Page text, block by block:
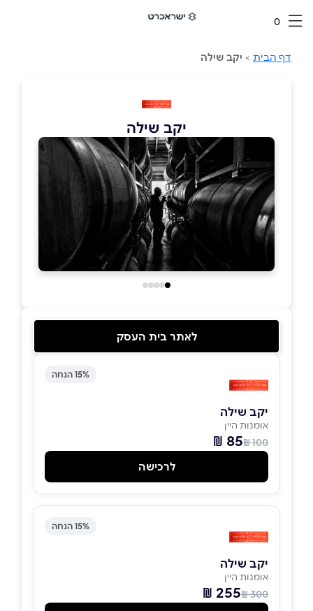
0
דף הבית > יקב שילה
יקב שילה
לאתר בית העסק
15% הנחה
יקב שילה
אומנות היין
100 ₪
85 ₪
לרכישה
15% הנחה
יקב שילה
אומנות היין
300 ₪
255 ₪